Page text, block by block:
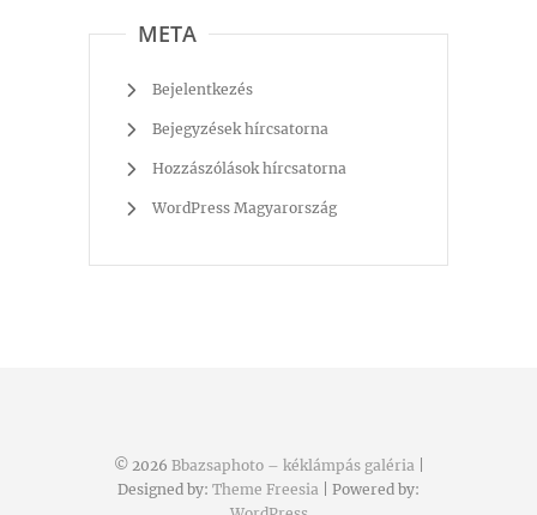
META
Bejelentkezés
Bejegyzések hírcsatorna
Hozzászólások hírcsatorna
WordPress Magyarország
© 2026 Bbazsaphoto – kéklámpás galéria
Designed by: Theme Freesia | Powered by: